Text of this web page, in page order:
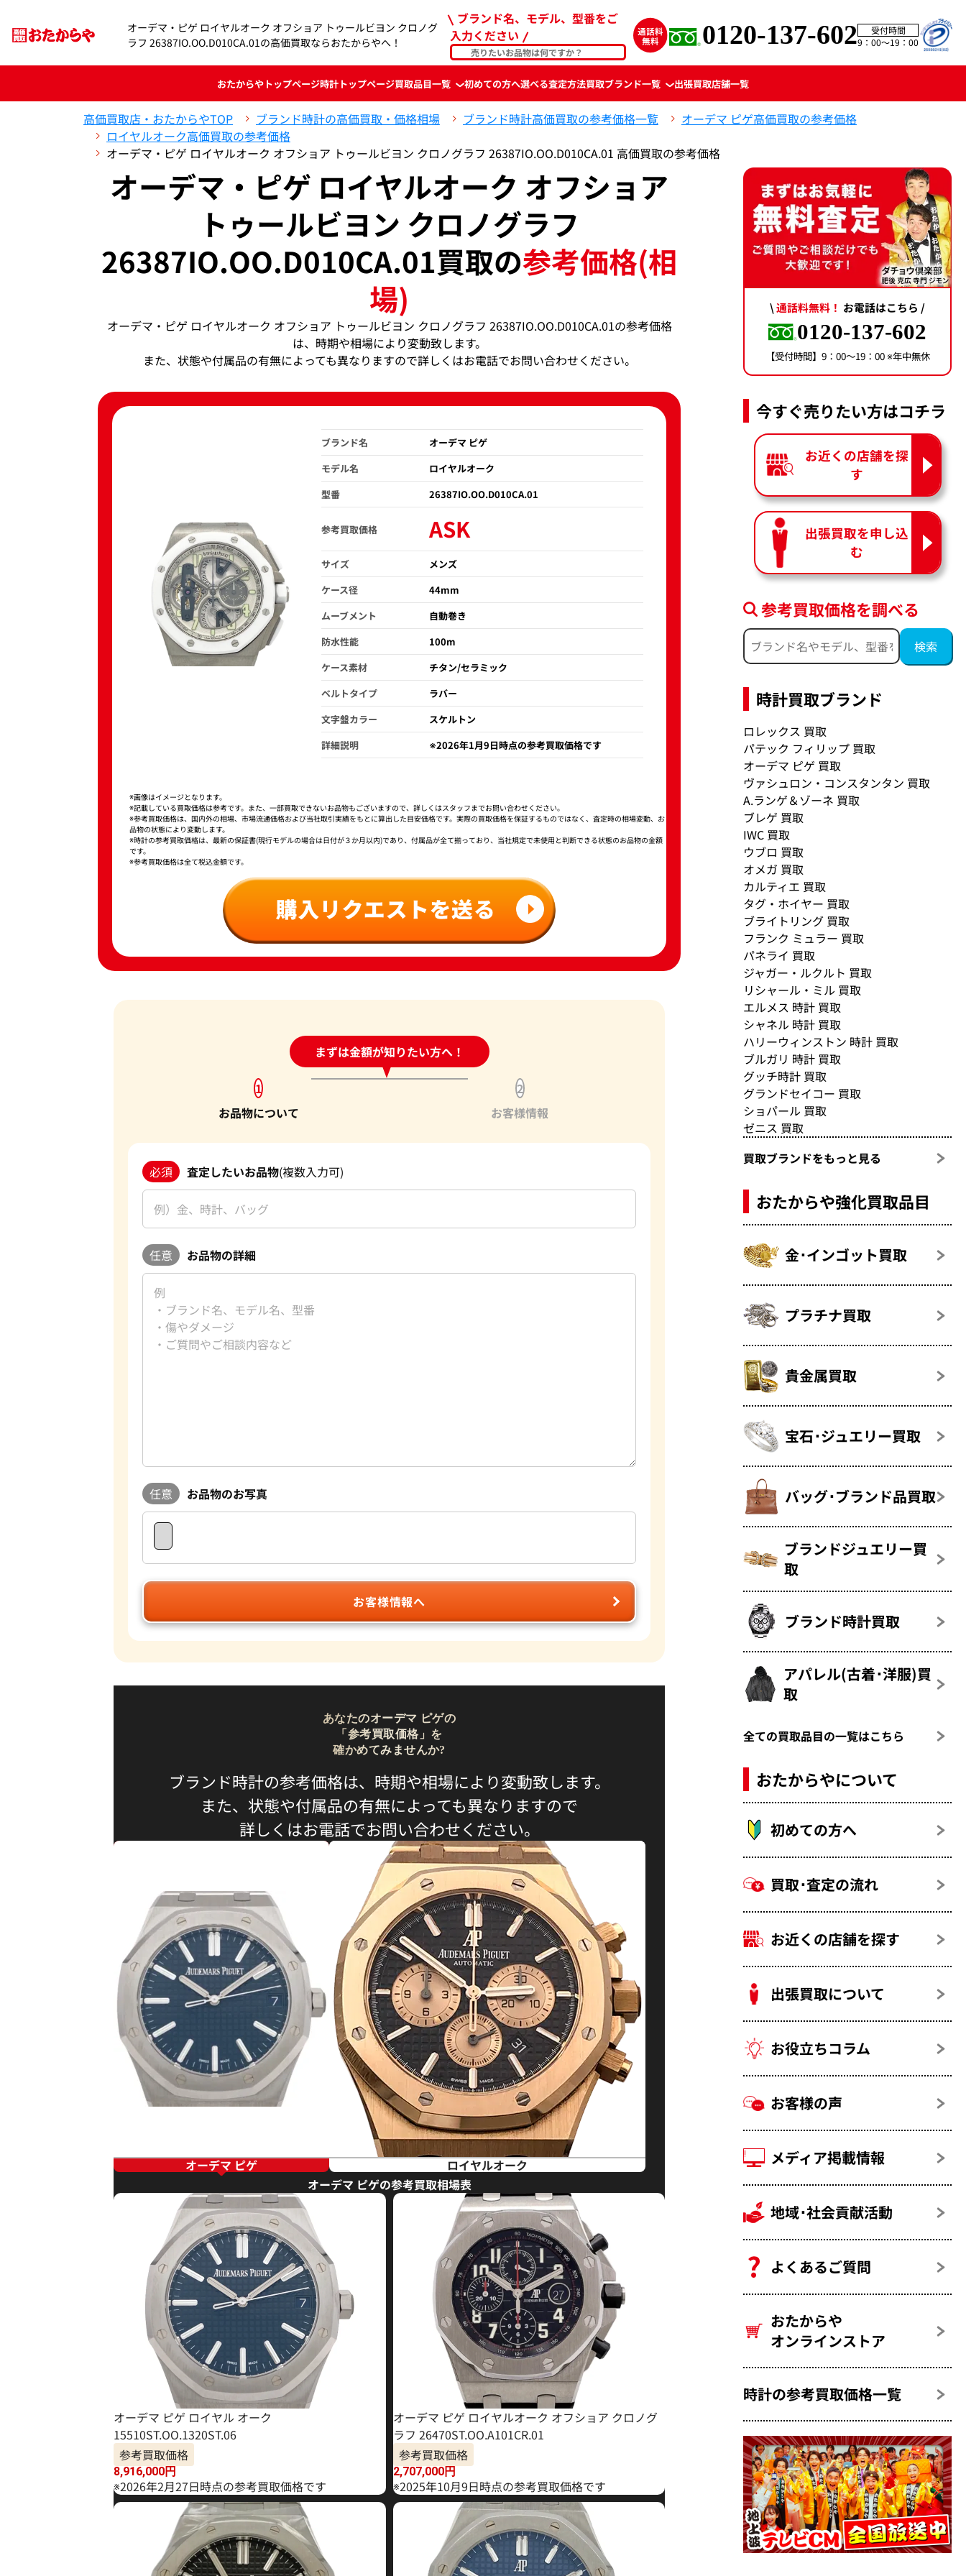
オーデマ・ピゲ ロイヤルオーク オフショア トゥールビヨン クロノグ
ラフ 26387IO.OO.D010CA.01の高価買取ならおたからやへ！
ブランド名、モデル、型番をご
入力ください
0120-137-602
受付時間
9：00〜19：00
おたからやトップページ時計トップページ買取品目一覧 初めての方へ選べる査定方法買取ブランド一覧 出張買取店舗一覧
高価買取店・おたからやTOP ブランド時計の高価買取・価格相場 ブランド時計高価買取の参考価格一覧
オーデマ ピゲ高価買取の参考価格
ロイヤルオーク高価買取の参考価格
オーデマ・ピゲ ロイヤルオーク オフショア トゥールビヨン クロノグラフ 26387IO.OO.D010CA.01 高価買取の参考価格
オーデマ・ピゲ ロイヤルオーク オフショア
トゥールビヨン クロノグラフ
26387IO.OO.D010CA.01買取の参考価格(相
場)
オーデマ・ピゲ ロイヤルオーク オフショア トゥールビヨン クロノグラフ 26387IO.OO.D010CA.01の参考価格
は、時期や相場により変動致します。
また、状態や付属品の有無によっても異なりますので詳しくはお電話でお問い合わせください。
ブランド名
オーデマ ピゲ
モデル名
ロイヤルオーク
型番
26387IO.OO.D010CA.01
参考買取価格 ASK
サイズ
メンズ
ケース径
44mm
ムーブメント
自動巻き
防水性能
100m
ケース素材
チタン/セラミック
ベルトタイプ
ラバー
文字盤カラー
スケルトン
詳細説明
※2026年1月9日時点の参考買取価格です
※画像はイメージとなります。
※記載している買取価格は参考です。また、一部買取できないお品物もございますので、詳しくはスタッフまでお問い合わせください。
※参考買取価格は、国内外の相場、市場流通価格および当社取引実績をもとに算出した目安価格です。実際の買取価格を保証するものではなく、査定時の相場変動、お
品物の状態により変動します。
※時計の参考買取価格は、最新の保証書(現行モデルの場合は日付が３か月以内)であり、付属品が全て揃っており、当社規定で未使用と判断できる状態のお品物の金額
です。
※参考買取価格は全て税込金額です。
まずは金額が知りたい方へ！
24時間受付中!問い合わせフォーム
1
お品物について
2
お客様情報
必須 査定したいお品物(複数入力可)
任意 お品物の詳細
任意 お品物のお写真
お客様情報へ
あなたのオーデマ ピゲの
「参考買取価格」を
確かめてみませんか?
ブランド時計の参考価格は、時期や相場により変動致します。
また、状態や付属品の有無によっても異なりますので
詳しくはお電話でお問い合わせください。
オーデマ ピゲ
ロイヤルオーク
オーデマ ピゲの参考買取相場表
オーデマ ピゲ ロイヤル オーク
15510ST.OO.1320ST.06
参考買取価格
8,916,000円
※2026年2月27日時点の参考買取価格です
オーデマ ピゲ ロイヤルオーク オフショア クロノグ
ラフ 26470ST.OO.A101CR.01
参考買取価格
2,707,000円
※2025年10月9日時点の参考買取価格です
\通話料無料！ お電話はこちら /
0120-137-602
【受付時間】9：00〜19：00 ※年中無休
今すぐ売りたい方はコチラ
お近くの店舗を探
す
出張買取を申し込
む
参考買取価格を調べる
時計買取ブランド
ロレックス 買取
パテック フィリップ 買取
オーデマ ピゲ 買取
ヴァシュロン・コンスタンタン 買取
A.ランゲ＆ゾーネ 買取
ブレゲ 買取
IWC 買取
ウブロ 買取
オメガ 買取
カルティエ 買取
タグ・ホイヤー 買取
ブライトリング 買取
フランク ミュラー 買取
パネライ 買取
ジャガー・ルクルト 買取
リシャール・ミル 買取
エルメス 時計 買取
シャネル 時計 買取
ハリーウィンストン 時計 買取
ブルガリ 時計 買取
グッチ時計 買取
グランドセイコー 買取
ショパール 買取
ゼニス 買取
買取ブランドをもっと見る
おたからや強化買取品目
金･インゴット買取
プラチナ買取
貴金属買取
宝石･ジュエリー買取
バッグ･ブランド品買取
ブランドジュエリー買
取
ブランド時計買取
アパレル(古着･洋服)買
取
全ての買取品目の一覧はこちら
おたからやについて
初めての方へ
買取･査定の流れ
お近くの店舗を探す
出張買取について
お役立ちコラム
お客様の声
メディア掲載情報
地域･社会貢献活動
よくあるご質問
おたからや
オンラインストア
時計の参考買取価格一覧